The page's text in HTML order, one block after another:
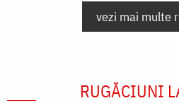
vezi mai multe
RUGĂCIUNI